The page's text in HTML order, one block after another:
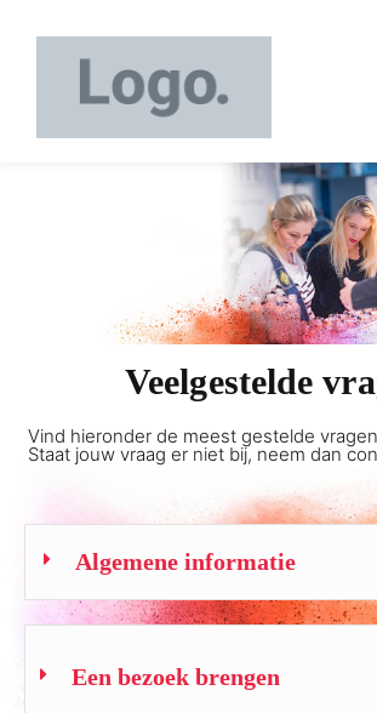
Veelgestelde
Vind hieronder de meest gestelde
Staat jouw vraag er niet bij, neem dan
Algemene informatie
Een bezoek brengen